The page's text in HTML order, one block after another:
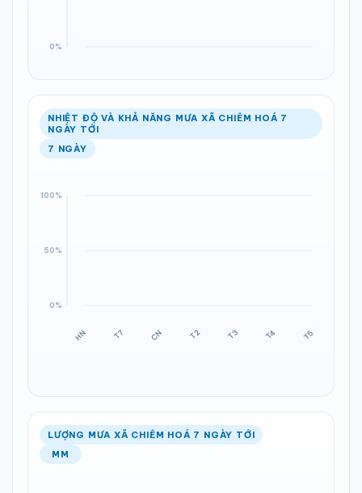
NHIỆT ĐỘ VÀ KHẢ NĂNG MƯA XÃ CHIÊM HOÁ 7
NGÀY TỚI
7 NGÀY
LƯỢNG MƯA XÃ CHIÊM HOÁ 7 NGÀY TỚI
MM